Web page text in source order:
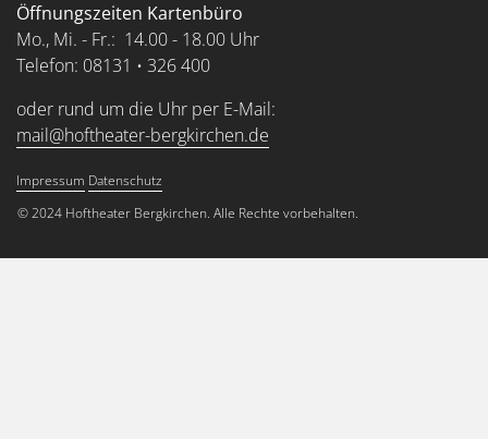
Öffnungszeiten Kartenbüro
Mo., Mi. - Fr.: 14.00 - 18.00 Uhr
Telefon: 08131 • 326 400
oder rund um die Uhr per E-Mail:
mail@hoftheater-bergkirchen.de
Service Menu
Impressum Datenschutz
© 2024 Hoftheater Bergkirchen. Alle Rechte vorbehalten.